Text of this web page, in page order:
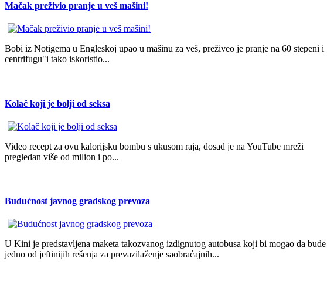
Mačak preživio pranje u veš mašini!
Bobi iz Notigema u Engleskoj upao u mašinu za veš, preživeo je pranje na 60 stepeni i
centrifugu"i tako iskoristio...
Kolač koji je bolji od seksa
Video recept za ovu kalorijsku bombu s ukusom raja, dosad je na YouTube mreži
pregledan više od milion i po...
Budućnost javnog gradskog prevoza
U Kini je predstavljena maketa takozvanog izdignutog autobusa koji bi mogao da bude
jedno od jeftinijih rešenja za prevazilaženje saobraćajnih...